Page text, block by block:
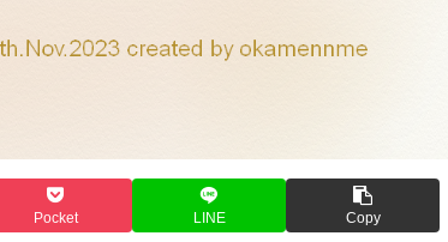
Pocket LINE Copy